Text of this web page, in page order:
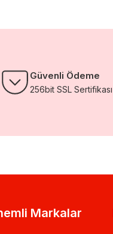
Güvenli Ödeme
256bit SSL Sertifikası
Markalar